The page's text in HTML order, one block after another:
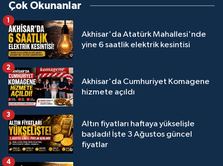
Çok Okunanlar
Akhisar'da Atatürk Mahallesi'nde
yine 6 saatlik elektrik kesintisi
1
Akhisar'da Cumhuriyet Komagene
hizmete açıldı
2
Altın fiyatları haftaya yükselişle
başladı! İşte 3 Ağustos güncel
fiyatlar
3
4